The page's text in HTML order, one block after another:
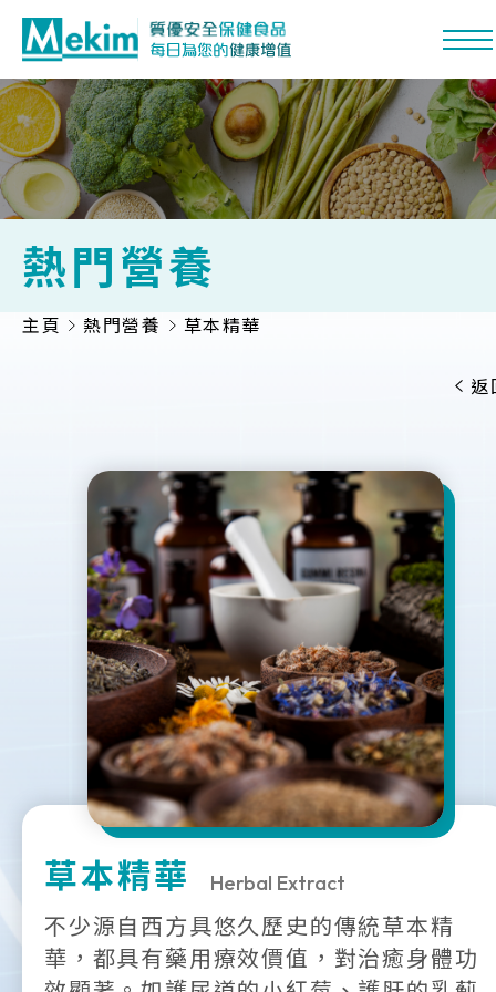
功能系列
熱門營養
主頁 熱門營養 草本精華
返
草本精華 Herbal Extract
不少源自西方具悠久歷史的傳統草本精
華，都具有藥用療效價值，對治癒身體功